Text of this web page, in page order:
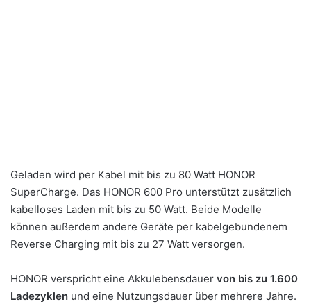
Geladen wird per Kabel mit bis zu 80 Watt HONOR
SuperCharge. Das HONOR 600 Pro unterstützt zusätzlich
kabelloses Laden mit bis zu 50 Watt. Beide Modelle
können außerdem andere Geräte per kabelgebundenem
Reverse Charging mit bis zu 27 Watt versorgen.
HONOR verspricht eine Akkulebensdauer von bis zu 1.600
Ladezyklen und eine Nutzungsdauer über mehrere Jahre.